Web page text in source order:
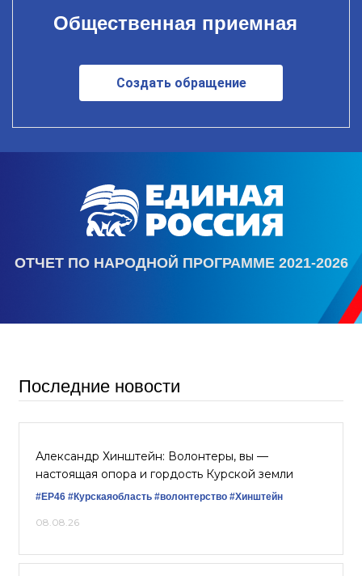
Общественная приемная
Создать обращение
ОТЧЕТ ПО НАРОДНОЙ ПРОГРАММЕ 2021-2026
Последние новости
Александр Хинштейн: Волонтеры, вы —
настоящая опора и гордость Курской земли
#ЕР46 #Курскаяобласть #волонтерство #Хинштейн
08.08.26